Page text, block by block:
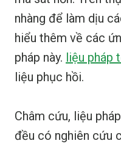
nhàng để làm dịu
hiểu thêm về các
pháp này. liệu pháp
liệu phục hồi.
Châm cứu, liệu
đều có nghiên cứu